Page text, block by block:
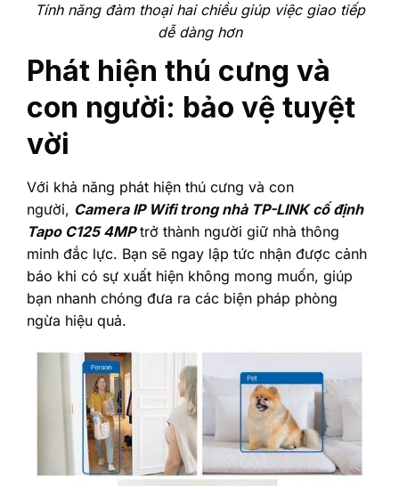
Tính năng đàm thoại hai chiều giúp việc giao tiếp
dễ dàng hơn
Phát hiện thú cưng và
con người: bảo vệ tuyệt
vời
Với khả năng phát hiện thú cưng và con
người, Camera IP Wifi trong nhà TP-LINK cố định
Tapo C125 4MPtrở thành người giữ nhà thông
minh đắc lực. Bạn sẽ ngay lập tức nhận được cảnh
báo khi có sự xuất hiện không mong muốn, giúp
bạn nhanh chóng đưa ra các biện pháp phòng
ngừa hiệu quả.